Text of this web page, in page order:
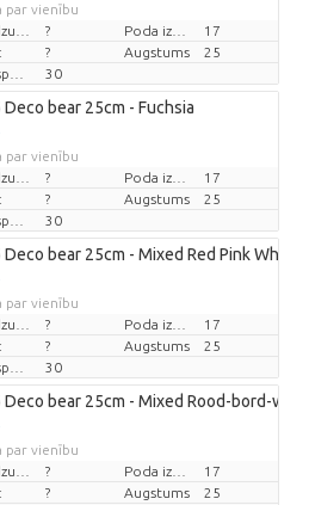
par vienību
?
17
? Augstums
25
30
Deco bear 25cm - Fuchsia
par vienību
?
17
? Augstums
25
30
bear 25cm - Mixed Red Pink White
par vienību
?
17
? Augstums
25
30
Deco bear 25cm - Mixed Rood-bord-wit
par vienību
?
17
? Augstums
25